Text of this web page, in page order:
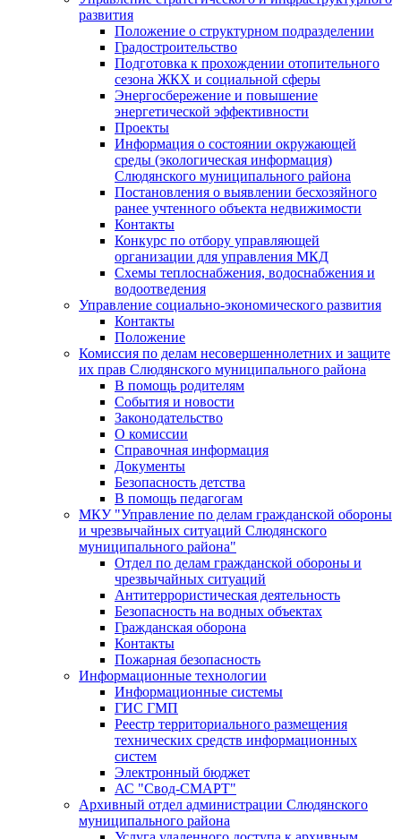
развития
Положение о структурном подразделении
Градостроительство
Подготовка к прохождении отопительного
сезона ЖКХ и социальной сферы
Энергосбережение и повышение
энергетической эффективности
Проекты
Информация о состоянии окружающей
среды (экологическая информация)
Слюдянского муниципального района
Постановления о выявлении бесхозяйного
ранее учтенного объекта недвижимости
Контакты
Конкурс по отбору управляющей
организации для управления МКД
Схемы теплоснабжения, водоснабжения и
водоотведения
Управление социально-экономического развития
Контакты
Положение
Комиссия по делам несовершеннолетних и защите
их прав Слюдянского муниципального района
В помощь родителям
События и новости
Законодательство
О комиссии
Справочная информация
Документы
Безопасность детства
В помощь педагогам
МКУ "Управление по делам гражданской обороны
и чрезвычайных ситуаций Слюдянского
муниципального района"
Отдел по делам гражданской обороны и
чрезвычайных ситуаций
Антитеррористическая деятельность
Безопасность на водных объектах
Гражданская оборона
Контакты
Пожарная безопасность
Информационные технологии
Информационные системы
ГИС ГМП
Реестр территориального размещения
технических средств информационных
систем
Электронный бюджет
АС "Свод-СМАРТ"
Архивный отдел администрации Слюдянского
муниципального района